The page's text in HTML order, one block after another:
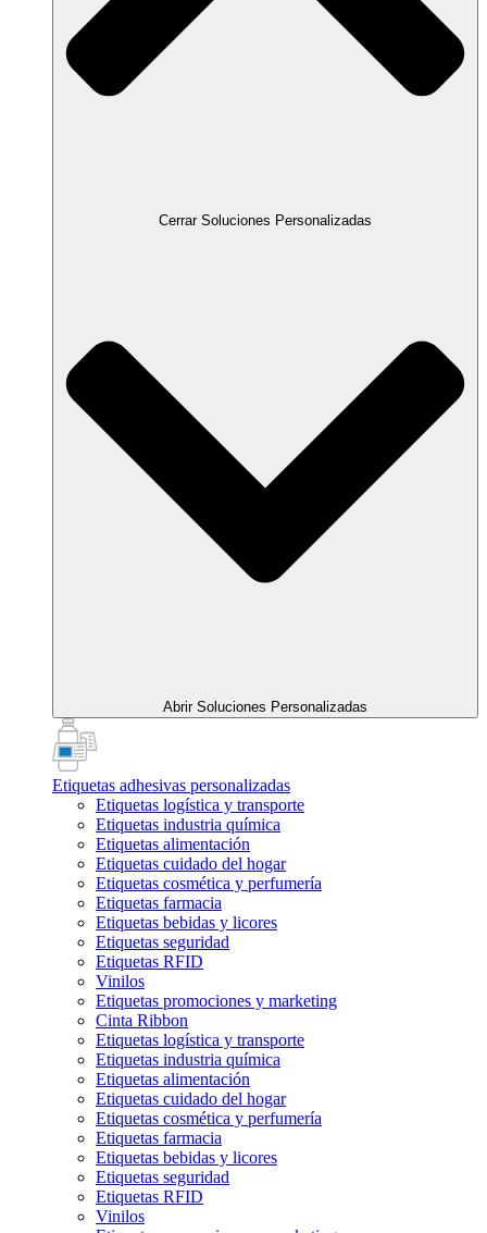
Cerrar Soluciones Personalizadas
Abrir Soluciones Personalizadas
Etiquetas adhesivas personalizadas
Etiquetas logística y transporte
Etiquetas industria química
Etiquetas alimentación
Etiquetas cuidado del hogar
Etiquetas cosmética y perfumería
Etiquetas farmacia
Etiquetas bebidas y licores
Etiquetas seguridad
Etiquetas RFID
Vinilos
Etiquetas promociones y marketing
Cinta Ribbon
Etiquetas logística y transporte
Etiquetas industria química
Etiquetas alimentación
Etiquetas cuidado del hogar
Etiquetas cosmética y perfumería
Etiquetas farmacia
Etiquetas bebidas y licores
Etiquetas seguridad
Etiquetas RFID
Vinilos